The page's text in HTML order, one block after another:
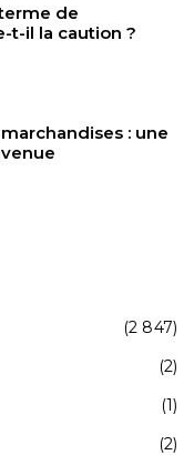
de
t-il la caution ?
: une
(2 847)
(2)
(1)
(2)